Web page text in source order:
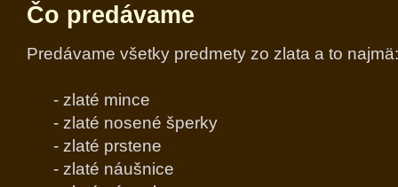
Čo predávame
Predávame všetky predmety zo zlata a to najmä:
- zlaté mince
- zlaté nosené šperky
- zlaté prstene
- zlaté náušnice